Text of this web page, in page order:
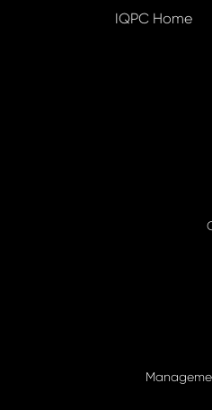
IQPC Home